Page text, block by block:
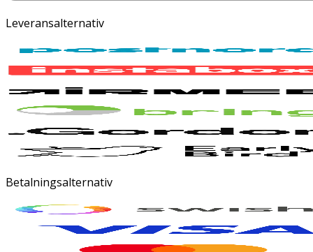
Leveransalternativ
Betalningsalternativ